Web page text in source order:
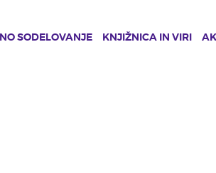
SODELOVANJE KNJIŽNICA IN VIRI